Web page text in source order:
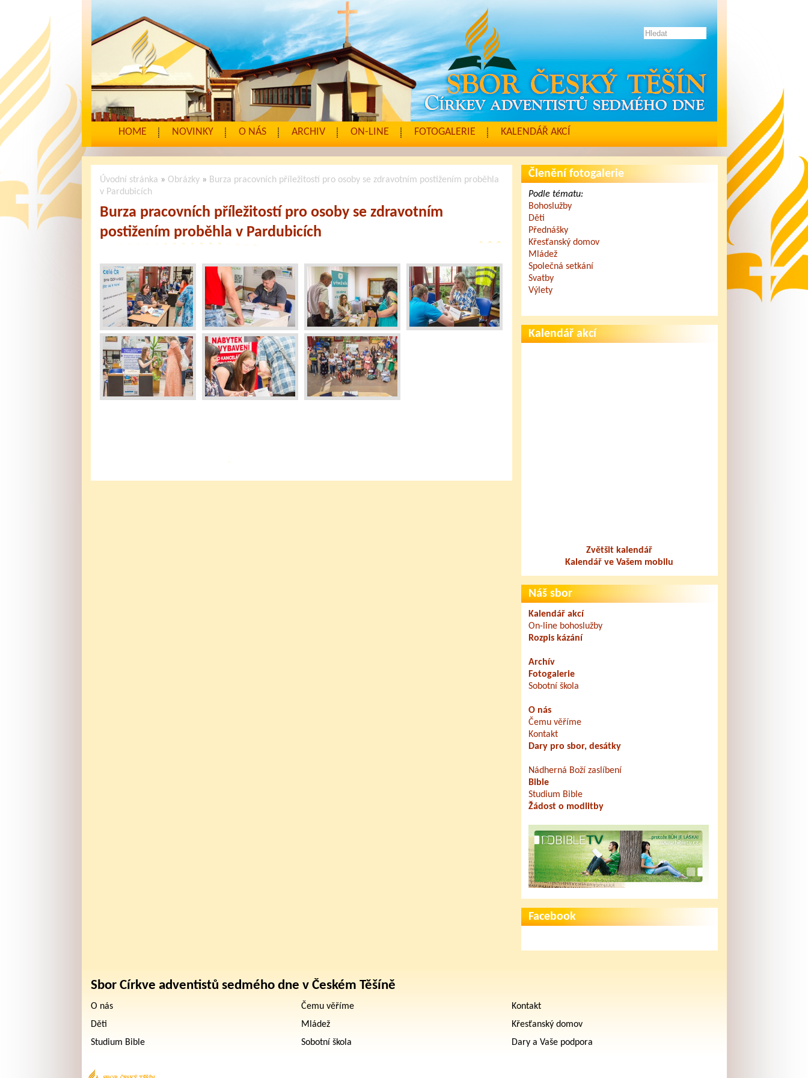
HOME NOVINKY O NÁS ARCHIV ON-LINE FOTOGALERIE KALENDÁŘ AKCÍ
Úvodní stránka » Obrázky» Burza pracovních příležitostí pro osoby se zdravotním postižením proběhla
v Pardubicích
Burza pracovních příležitostí pro osoby se zdravotním
postižením proběhla v Pardubicích
Členění fotogalerie
Podle tématu:
Bohoslužby
Děti
Přednášky
Křesťanský domov
Mládež
Společná setkání
Svatby
Výlety
Kalendář akcí
Zvětšit kalendář
Kalendář ve Vašem mobilu
Náš sbor
Kalendář akcí
On-line bohoslužby
Rozpis kázání
Archív
Fotogalerie
Sobotní škola
O nás
Čemu věříme
Kontakt
Dary pro sbor, desátky
Nádherná Boží zaslíbení
Bible
Studium Bible
Žádost o modlitby
Facebook
Sbor Církve adventistů sedmého dne v Českém Těšíně
O nás Čemu věříme
Kontakt
Děti
Mládež
Křesťanský domov
Studium Bible
Sobotní škola Dary a Vaše podpora